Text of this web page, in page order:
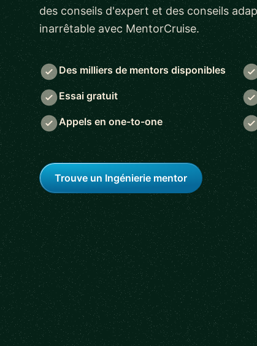
des conseils d'expert et des conseils
inarrêtable avec MentorCruise.
Des milliers de mentors disponibles
Essai gratuit
Appels en one-to-one
Trouve un Ingénierie mentor
5 out of 5